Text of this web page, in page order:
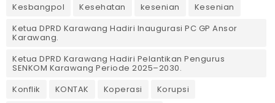
Kesbangpol
Kesehatan kesenian
Kesenian
Ketua DPRD Karawang Hadiri Inaugurasi PC GP Ansor
Karawang.
Ketua DPRD Karawang Hadiri Pelantikan Pengurus
SENKOM Karawang Periode 2025–2030. ‎
Konflik
KONTAK Koperasi
Korupsi